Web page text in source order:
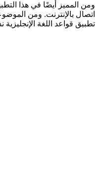
ومن المميز أيضًا في هذا
اتصال بالإنترنت. ومن
تطبيق قواعد اللغة الإنجليزية